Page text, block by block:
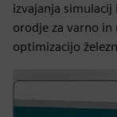
izvajanja simulacij
orodje za varno
optimizacijo